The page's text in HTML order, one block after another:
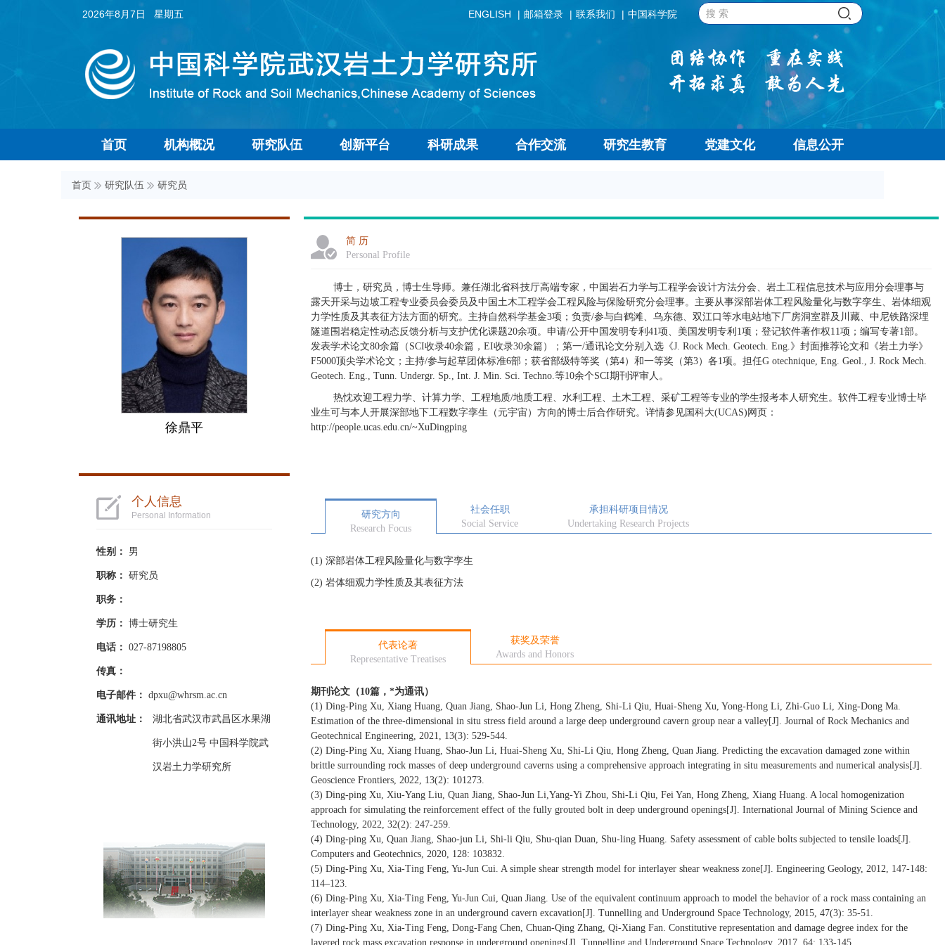
2026年8月7日 星期五 ENGLISH 邮箱登录 联系我们 中国科学院
首页 机构概况 研究队伍 创新平台 科研成果 合作交流 研究生教育 党建文化 信息公开
首页 研究队伍 研究员
徐鼎平
个人信息
Personal Information
性别： 男
职称： 研究员
职务：
学历： 博士研究生
电话： 027-87198805
传真：
电子邮件： dpxu@whrsm.ac.cn
通讯地址： 湖北省武汉市武昌区水果湖
街小洪山2号 中国科学院武
汉岩土力学研究所
简 历
Personal Profile
博士，研究员，博士生导师。兼任湖北省科技厅高端专家，中国岩石力学与工程学会设计方法分会、岩土工程信息技术与应用分会理事与
露天开采与边坡工程专业委员会委员及中国土木工程学会工程风险与保险研究分会理事。主要从事深部岩体工程风险量化与数字孪生、岩体细观
力学性质及其表征方法方面的研究。主持自然科学基金3项；负责/参与白鹤滩、乌东德、双江口等水电站地下厂房洞室群及川藏、中尼铁路深埋
隧道围岩稳定性动态反馈分析与支护优化课题20余项。申请/公开中国发明专利 41项、美国发明专利 1项；登记软件著作权11项；编写专著1部。
发表学术论文80余篇（ SCI收录40余篇， EI收录30余篇）；第一/通讯论文分别入选《J. Rock Mech. Geotech. Eng.》封面推荐论文和《岩土力学》
F5000顶尖学术论文；主持/参与起草团体标准6部；获省部级特等奖（第4）和一等奖（第3）各1项。担任G otechnique, Eng. Geol., J. Rock Mech.
Geotech. Eng., Tunn. Undergr. Sp., Int. J. Min. Sci. Techno.等10余个SCI期刊评审人。
热忱欢迎工程力学、计算力学、工程地质/地质工程、水利工程、土木工程、采矿工程等专业的学生报考本人研究生。软件工程专业博士毕
业生可与本人开展深部地下工程数字孪生（元宇宙）方向的博士后合作研究。详情参见国科大(UCAS) 网页：
http://people.ucas.edu.cn/~XuDingping
研究方向
Research Focus
社会任职
Social Service
承担科研项目情况
Undertaking Research Projects
(1) 深部岩体工程风险量化与数字孪生
(2) 岩体细观力学性质及其表征方法
代表论著
Representative Treatises
获奖及荣誉
Awards and Honors
期刊论文（10篇，*为通讯）
(1) Ding-Ping Xu, Xiang Huang, Quan Jiang, Shao-Jun Li, Hong Zheng, Shi-Li Qiu, Huai-Sheng Xu, Yong-Hong Li, Zhi-Guo Li, Xing-Dong Ma.
Estimation of the three-dimensional in situ stress field around a large deep underground cavern group near a valley[J]. Journal of Rock Mechanics and
Geotechnical Engineering, 2021, 13(3): 529-544.
(2) Ding-Ping Xu, Xiang Huang, Shao-Jun Li, Huai-Sheng Xu, Shi-Li Qiu, Hong Zheng, Quan Jiang. Predicting the excavation damaged zone within
brittle surrounding rock masses of deep underground caverns using a comprehensive approach integrating in situ measurements and numerical analysis[J].
Geoscience Frontiers, 2022, 13(2): 101273.
(3) Ding-ping Xu, Xiu-Yang Liu, Quan Jiang, Shao-Jun Li,Yang-Yi Zhou, Shi-Li Qiu, Fei Yan, Hong Zheng, Xiang Huang. A local homogenization
approach for simulating the reinforcement effect of the fully grouted bolt in deep underground openings[J]. International Journal of Mining Science and
Technology, 2022, 32(2): 247-259.
(4) Ding-ping Xu, Quan Jiang, Shao-jun Li, Shi-li Qiu, Shu-qian Duan, Shu-ling Huang. Safety assessment of cable bolts subjected to tensile loads[J].
Computers and Geotechnics, 2020, 128: 103832.
(5) Ding-Ping Xu, Xia-Ting Feng, Yu-Jun Cui. A simple shear strength model for interlayer shear weakness zone[J]. Engineering Geology, 2012, 147-148:
114–123.
(6) Ding-Ping Xu, Xia-Ting Feng, Yu-Jun Cui, Quan Jiang. Use of the equivalent continuum approach to model the behavior of a rock mass containing an
interlayer shear weakness zone in an underground cavern excavation[J]. Tunnelling and Underground Space Technology, 2015, 47(3): 35-51.
(7) Ding-Ping Xu, Xia-Ting Feng, Dong-Fang Chen, Chuan-Qing Zhang, Qi-Xiang Fan. Constitutive representation and damage degree index for the
layered rock mass excavation response in underground openings[J]. Tunnelling and Underground Space Technology, 2017, 64: 133-145.